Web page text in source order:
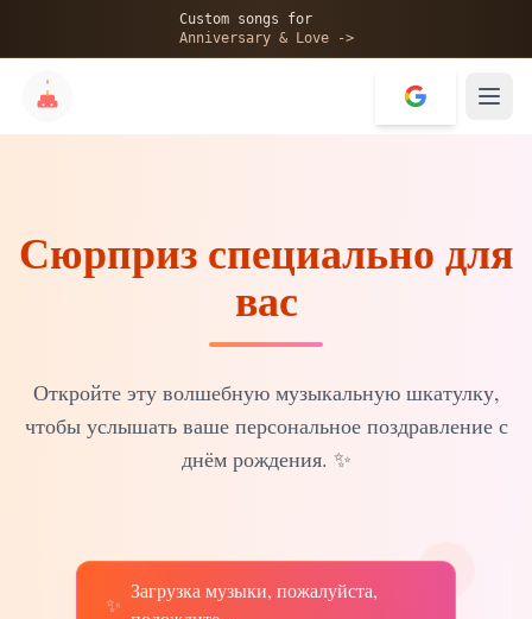
Custom songs for
Anniversary & Love ->
Сюрприз специально для
вас
Откройте эту волшебную музыкальную шкатулку,
чтобы услышать ваше персональное поздравление с
днём рождения. ✨
♫
✨
Загрузка музыки, пожалуйста,